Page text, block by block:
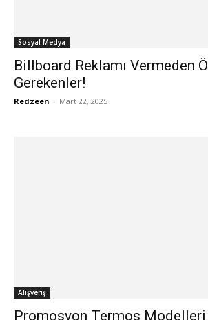
Sosyal Medya
Billboard Reklamı Vermeden
Gerekenler!
Redzeen - Mart 22, 2025
Alışveriş
Promosyon Termos Modelleri